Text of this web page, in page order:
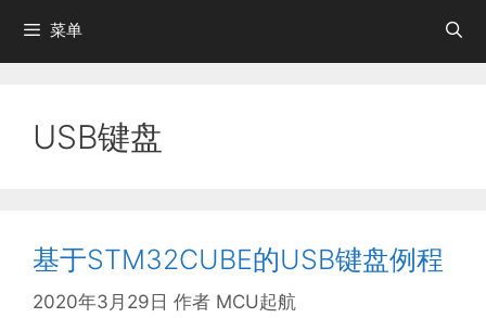
菜单
USB键盘
基于STM32CUBE的USB键盘例程
2020年3月29日 作者 MCU起航